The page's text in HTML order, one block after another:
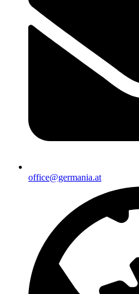
office@germania.at